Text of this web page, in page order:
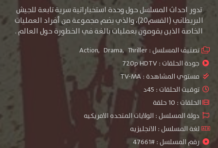
تدور احداث المسلسل حول وحدة استخباراتية سرية تابعة للجيش
البريطاني (القسم20)، والذي يضم مجموعة من أفراد العمليات
الخاصة الذين يقومون بعمليات بالغة في الخطورة حول العالم .
تصنيف المسلسل : Action, Drama, Thriller
جودة الحلقات :720p HDTV
مستوي المشاهدة :TV-MA
توقيت الحلقات : 45د
الحلقات : 10 حلقة
دولة المسلسل : الولايات المتحده الامريكيه
لغة المسلسل : الانجليزيه
رقم المسلسل : #47661